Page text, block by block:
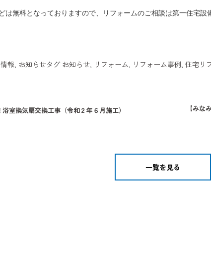
は無料となっておりますので、リフォームのご相談は第一住宅設
報 お知らせタグ お知らせ リフォーム リフォーム事例 ,住宅リ
室換気扇交換工事（令和２年６月施工）
【み
一覧を見る